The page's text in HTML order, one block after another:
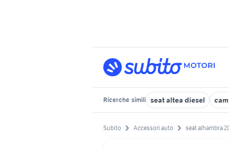
Ricerche simili seat altea diesel
Subito Accessori auto seat alhambra